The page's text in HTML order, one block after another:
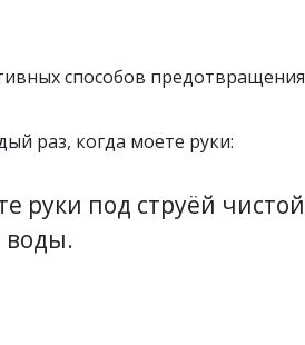
способов предотвращения
раз, когда моете руки:
руки под струёй чистой
воды.